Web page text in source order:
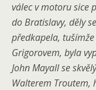
válec v motoru sice
do Bratislavy, děly
předkapela,
Grigorovem, byla
John Mayall se
Walterem Troutem,